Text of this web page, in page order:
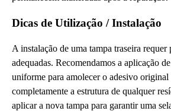
Dicas de Utilização / Instalação
A instalação de uma tampa traseira requer
adequadas. Recomendamos a aplicação
uniforme para amolecer o adesivo
completamente a estrutura de qualquer
aplicar a nova tampa para garantir uma